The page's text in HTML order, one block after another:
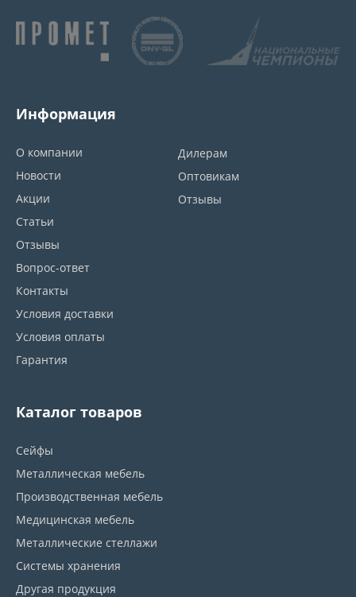
Информация
О компании
Новости
Акции
Статьи
Отзывы
Вопрос-ответ
Контакты
Условия доставки
Условия оплаты
Гарантия
Дилерам
Оптовикам
Отзывы
Каталог товаров
Сейфы
Металлическая мебель
Производственная мебель
Медицинская мебель
Металлические стеллажи
Системы хранения
Другая продукция